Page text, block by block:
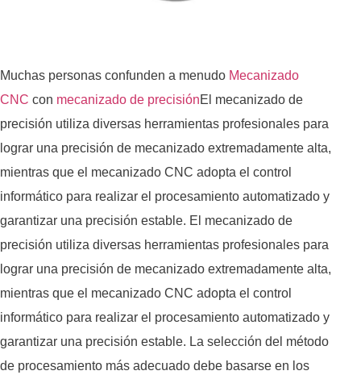
Muchas personas confunden a menudo Mecanizado
CNC con mecanizado de precisiónEl mecanizado de
precisión utiliza diversas herramientas profesionales para
lograr una precisión de mecanizado extremadamente alta,
mientras que el mecanizado CNC adopta el control
informático para realizar el procesamiento automatizado y
garantizar una precisión estable. El mecanizado de
precisión utiliza diversas herramientas profesionales para
lograr una precisión de mecanizado extremadamente alta,
mientras que el mecanizado CNC adopta el control
informático para realizar el procesamiento automatizado y
garantizar una precisión estable. La selección del método
de procesamiento más adecuado debe basarse en los